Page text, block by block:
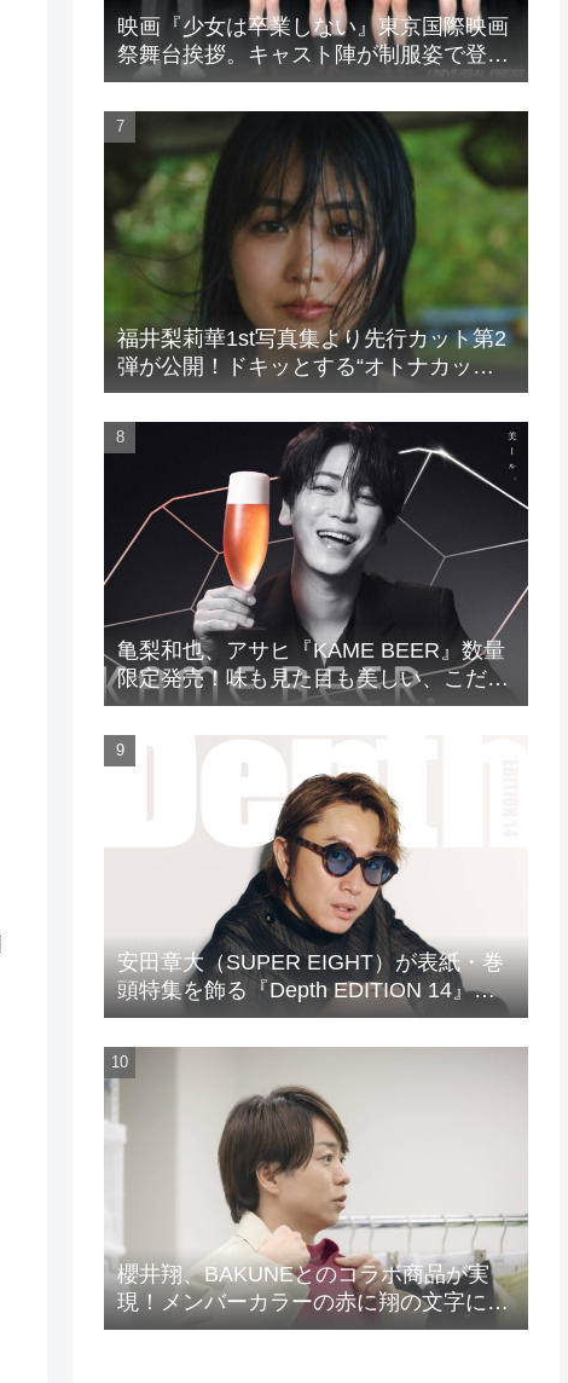
映画『少女は卒業しない』東京国際映画
祭舞台挨拶。キャスト陣が制服姿で登
場！
福井梨莉華1st写真集より先行カット第2
弾が公開！ドキッとする“オトナカッ
ト”が解禁！
亀梨和也、アサヒ『KAME BEER』数量
限定発売！味も見た目も美しい、こだわ
りのビールがついに完成
安田章大（SUPER EIGHT）が表紙・巻
頭特集を飾る『Depth EDITION 14』が
発売！
櫻井翔、BAKUNEとのコラボ商品が実
現！メンバーカラーの赤に翔の文字に着
想を得たデザイン